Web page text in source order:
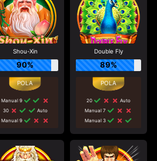
Shou-Xin
90%
Manual 9
30
Auto
Manual 9
Double Fly
89%
20
Auto
Manual 7
Manual 3